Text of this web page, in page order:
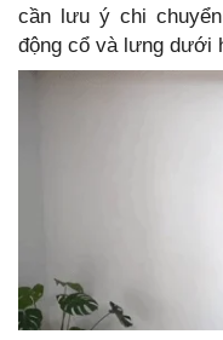
cần lưu ý chi
động cổ và lưng dưới